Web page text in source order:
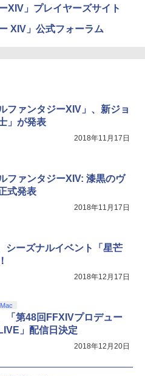
XIV」プレイヤーズサイト
XIV」公式フォーラム
ファンタジーXIV」、新ジョ
」が発表
2018年11月17日
ファンタジーXIV: 漆黒のヴ
式発表
2018年11月17日
シーズナルイベント「星芒
2018年12月17日
Mac
「第48回FFXIVプロデュー
」配信日決定
2018年12月20日